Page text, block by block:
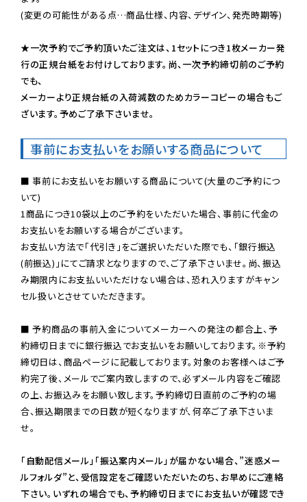
(変更の可能性がある点…商品仕様、内容、デザイン、発売時期等)
★一次予約でご予約頂いたご注文は、1セットにつき1枚メーカー発
行の正規台紙をお付けしております。尚、一次予約締切前のご予約
でも、
メーカーより正規台紙の入荷減数のためカラーコピーの場合もご
ざいます。予めご了承下さいませ。
事前にお支払いをお願いする商品について
■ 事前にお支払いをお願いする商品について(大量のご予約につ
いて)
1商品につき10袋以上のご予約をいただいた場合、事前に代金の
お支払いをお願いする場合がございます。
お支払い方法で「代引き」をご選択いただいた際でも、「銀行振込
(前振込)」にてご請求となりますので、ご了承下さいませ。尚、振込
み期限内にお支払いいただけない場合は、恐れ入りますがキャン
セル扱いとさせていただきます。
■ 予約商品の事前入金についてメーカーへの発注の都合上、予
約締切日までに銀行振込でお支払いをお願いしております。※予約
締切日は、商品ページに記載しております。対象のお客様へはご予
約完了後、メールでご案内致しますので、必ずメール内容をご確認
の上、お振込みをお願い致します。予約締切日直前のご予約の場
合、振込期限までの日数が短くなりますが、何卒ご了承下さいま
せ。
「自動配信メール」「振込案内メール」が届かない場合、”迷惑メー
ルフォルダ”と、受信設定をご確認いただいたのち、お早めにご連絡
下さい。いずれの場合でも、予約締切日までにお支払いが確認でき